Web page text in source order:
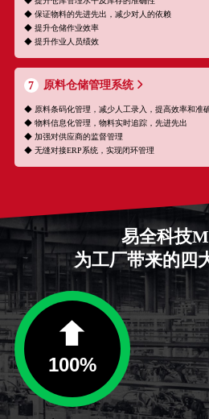
◆ 保证物料的先进先出，减少对人的依赖
◆ 提升仓储作业效率
◆ 提升作业人员绩效
7 原料仓储管理系统
◆ 原料条码化管理，减少人工录入，提高效率和准
◆ 物料信息化管理，物料实时追踪，先进先出
◆ 加强对供应商的监督管理
◆ 无缝对接ERP系统，实现闭环管理
易全科技
为工厂带来的四
100%